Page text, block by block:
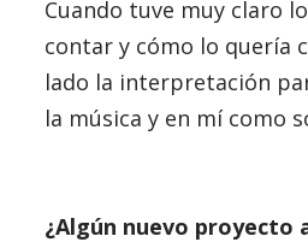
Cuando tuve muy claro
contar y cómo lo quería
lado la interpretación
la música y en mí como
¿Algún nuevo proyecto